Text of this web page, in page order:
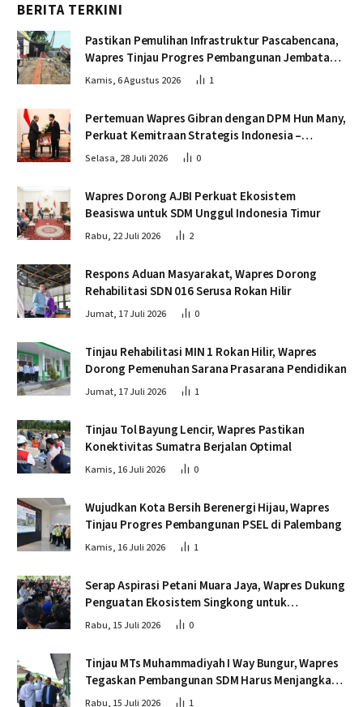
BERITA TERKINI
Pastikan Pemulihan Infrastruktur Pascabencana,
Wapres Tinjau Progres Pembangunan Jembatan
Krueng Tingkeum Bireuen
Kamis, 6 Agustus 2026 1
Pertemuan Wapres Gibran dengan DPM Hun Many,
Perkuat Kemitraan Strategis Indonesia –
Kamboja
Selasa, 28 Juli 2026 0
Wapres Dorong AJBI Perkuat Ekosistem
Beasiswa untuk SDM Unggul Indonesia Timur
Rabu, 22 Juli 2026 2
Respons Aduan Masyarakat, Wapres Dorong
Rehabilitasi SDN 016 Serusa Rokan Hilir
Jumat, 17 Juli 2026 0
Tinjau Rehabilitasi MIN 1 Rokan Hilir, Wapres
Dorong Pemenuhan Sarana Prasarana Pendidikan
Jumat, 17 Juli 2026 1
Tinjau Tol Bayung Lencir, Wapres Pastikan
Konektivitas Sumatra Berjalan Optimal
Kamis, 16 Juli 2026 0
Wujudkan Kota Bersih Berenergi Hijau, Wapres
Tinjau Progres Pembangunan PSEL di Palembang
Kamis, 16 Juli 2026 1
Serap Aspirasi Petani Muara Jaya, Wapres Dukung
Penguatan Ekosistem Singkong untuk
Swasembada Pangan
Rabu, 15 Juli 2026 0
Tinjau MTs Muhammadiyah I Way Bungur, Wapres
Tegaskan Pembangunan SDM Harus Menjangkau
Seluruh Sekolah
Rabu, 15 Juli 2026 1